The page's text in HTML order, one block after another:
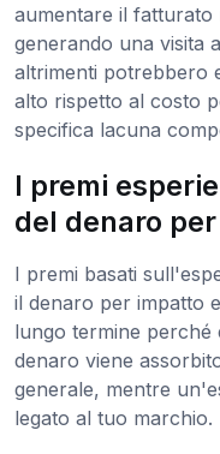
aumentare il
generando una visita
altrimenti potrebbero
alto rispetto al costo
specifica lacuna
I premi
del denaro
I premi basati
il denaro per impatto
lungo termine perché
denaro viene
generale, mentre
legato al tuo marchio.